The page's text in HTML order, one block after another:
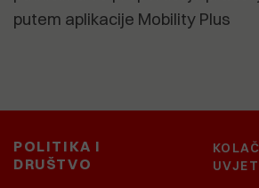
putem aplikacije Mobility Plus
POLITIKA I
DRUŠTVO